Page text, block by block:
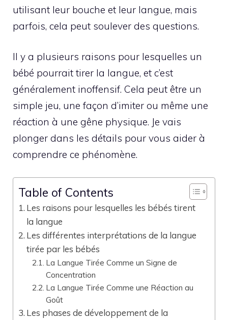
utilisant leur bouche et leur langue, mais
parfois, cela peut soulever des questions.
Il y a plusieurs raisons pour lesquelles un
bébé pourrait tirer la langue, et c’est
généralement inoffensif. Cela peut être un
simple jeu, une façon d’imiter ou même une
réaction à une gêne physique. Je vais
plonger dans les détails pour vous aider à
comprendre ce phénomène.
Table of Contents
Les raisons pour lesquelles les bébés tirent
la langue
Les différentes interprétations de la langue
tirée par les bébés
La Langue Tirée Comme un Signe de
Concentration
La Langue Tirée Comme une Réaction au
Goût
Les phases de développement de la